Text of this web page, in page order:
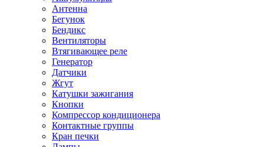
Антенна
Бегунок
Бендикс
Вентиляторы
Втягивающее реле
Генератор
Датчики
Жгут
Катушки зажигания
Кнопки
Компрессор кондиционера
Контактные группы
Кран печки